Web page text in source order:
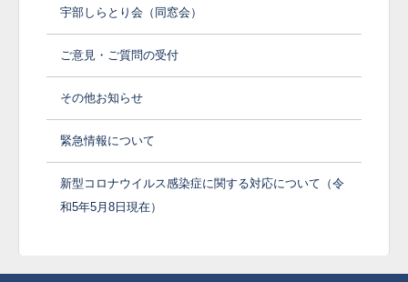
宇部しらとり会（同窓会）
ご意見・ご質問の受付
その他お知らせ
緊急情報について
新型コロナウイルス感染症に関する対応について（令
和5年5月8日現在）